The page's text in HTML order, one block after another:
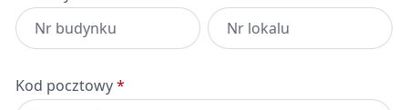
Kod pocztowy*